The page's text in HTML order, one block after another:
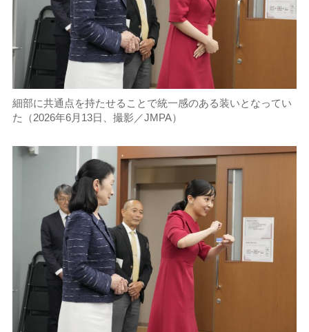
細部に共通点を持たせることで統一感のある装いとなってい
た（2026年6月13日、撮影／JMPA）